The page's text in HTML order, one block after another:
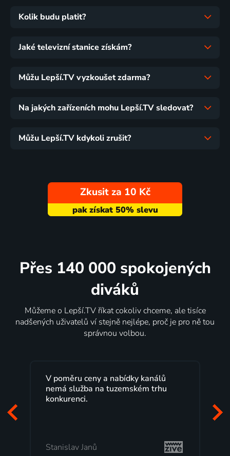
Kolik budu platit?
Jaké televizní stanice získám?
Můžu Lepší.TV vyzkoušet zdarma?
Na jakých zařízeních mohu Lepší.TV sledovat?
Můžu Lepší.TV kdykoli zrušit?
Zkusit za 10 Kč
Přes 140 000 spokojených
diváků
Můžeme o Lepší.TV říkat cokoliv chceme, ale tisíce
nadšených uživatelů ví stejně nejlépe, proč je pro ně tou
správnou volbou.
V poměru ceny a nabídky kanálů
nemá služba na tuzemském trhu
konkurenci.
Stanislav Janů